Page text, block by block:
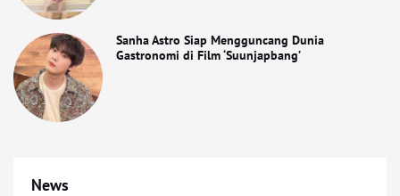
Sanha Astro Siap Mengguncang Dunia
Gastronomi di Film ‘Suunjapbang’
News